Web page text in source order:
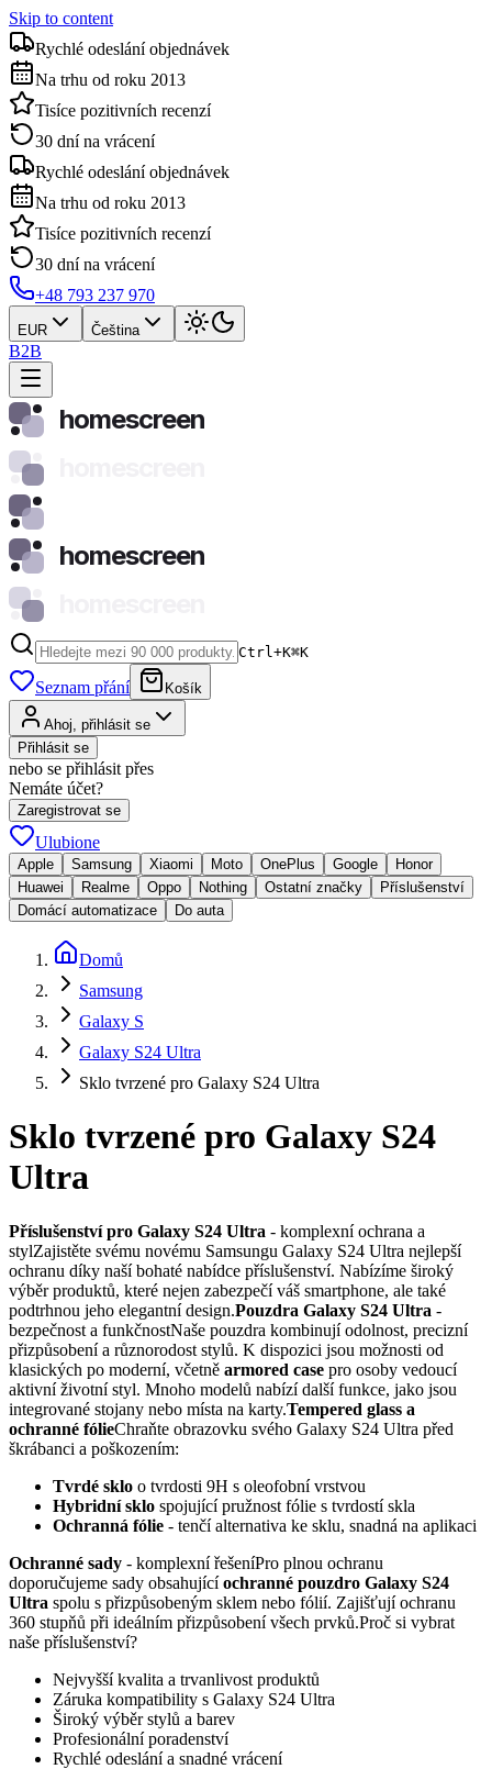
Skip to content
Rychlé odeslání objednávek
Na trhu od roku 2013
Tisíce pozitivních recenzí
30 dní na vrácení
Rychlé odeslání objednávek
Na trhu od roku 2013
Tisíce pozitivních recenzí
30 dní na vrácení
+48 793 237 970
EUR Čeština
B2B
homescreen
homescreen
Ctrl+K⌘K
Seznam přání Košík
Ahoj, přihlásit se
Přihlásit se
nebo se přihlásit přes
Nemáte účet?
Zaregistrovat se
Ulubione
Apple Samsung Xiaomi Moto OnePlus Google
Honor
Huawei
Realme Oppo Nothing Ostatní značky
Příslušenství
Domácí automatizace
Do auta
Domů
Samsung
Galaxy S
Galaxy S24 Ultra
Sklo tvrzené pro Galaxy S24 Ultra
Sklo tvrzené pro Galaxy S24
Ultra
Příslušenství pro Galaxy S24 Ultra - komplexní ochrana a
stylZajistěte svému novému Samsungu Galaxy S24 Ultra nejlepší
ochranu díky naší bohaté nabídce příslušenství. Nabízíme široký
výběr produktů, které nejen zabezpečí váš smartphone, ale také
podtrhnou jeho elegantní design.Pouzdra Galaxy S24 Ultra -
bezpečnost a funkčnostNaše pouzdra kombinují odolnost, precizní
přizpůsobení a různorodost stylů. K dispozici jsou možnosti od
klasických po moderní, včetně armored case pro osoby vedoucí
aktivní životní styl. Mnoho modelů nabízí další funkce, jako jsou
integrované stojany nebo místa na karty.Tempered glass a
ochranné fólieChraňte obrazovku svého Galaxy S24 Ultra před
škrábanci a poškozením:
Tvrdé sklo o tvrdosti 9H s oleofobní vrstvou
Hybridní sklo spojující pružnost fólie s tvrdostí skla
Ochranná fólie - tenčí alternativa ke sklu, snadná na aplikaci
Ochranné sady - komplexní řešeníPro plnou ochranu
doporučujeme sady obsahujícíochranné pouzdro Galaxy S24
Ultra spolu s přizpůsobeným sklem nebo fólií. Zajišťují ochranu
360 stupňů při ideálním přizpůsobení všech prvků.Proč si vybrat
naše příslušenství?
Nejvyšší kvalita a trvanlivost produktů
Záruka kompatibility s Galaxy S24 Ultra
Široký výběr stylů a barev
Profesionální poradenství
Rychlé odeslání a snadné vrácení